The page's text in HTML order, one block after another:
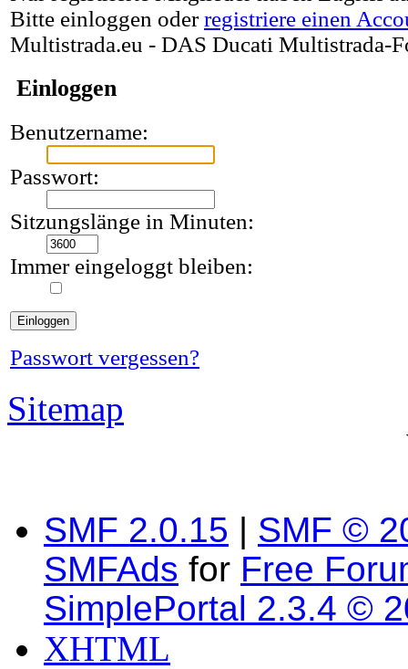
Bitte einloggen oderregistriere einen
Multistrada.eu - DAS Ducati Multistrada-
Einloggen
Benutzername:
Passwort:
Sitzungslänge in Minuten:
Immer eingeloggt bleiben:
Passwort vergessen?
Sitemap
SMF 2.0.15 | SMF ©
SMFAds for Free
SimplePortal 2.3.4 ©
XHTML